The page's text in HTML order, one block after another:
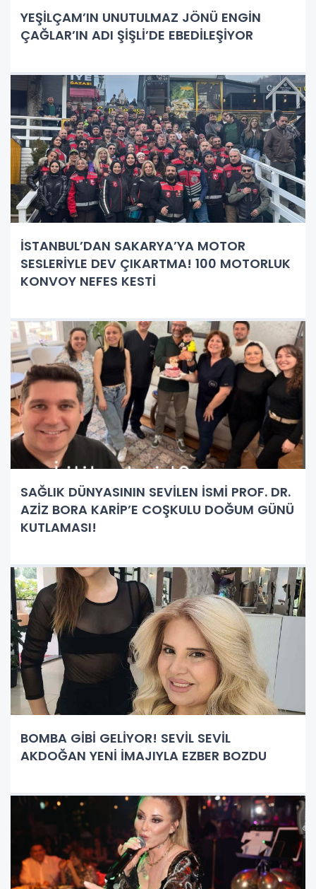
YEŞİLÇAM’IN UNUTULMAZ JÖNÜ ENGİN
ÇAĞLAR’IN ADI ŞİŞLİ’DE EBEDİLEŞİYOR
İSTANBUL’DAN SAKARYA’YA MOTOR
SESLERİYLE DEV ÇIKARTMA! 100 MOTORLUK
KONVOY NEFES KESTİ
SAĞLIK DÜNYASININ SEVİLEN İSMİ PROF. DR.
AZİZ BORA KARİP’E COŞKULU DOĞUM GÜNÜ
KUTLAMASI!
BOMBA GİBİ GELİYOR! SEVİL SEVİL
AKDOĞAN YENİ İMAJIYLA EZBER BOZDU